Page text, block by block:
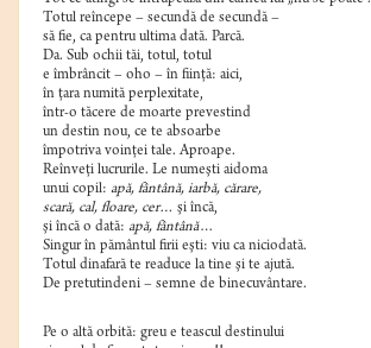
Totul reîncepe – secundă de secundă –
să fie, ca pentru ultima dată. Parcă.
Da. Sub ochii tăi, totul, totul
e îmbrâncit – oho – în fiinţă: aici,
în ţara numită perplexitate,
într-o tăcere de moarte prevestind
un destin nou, ce te absoarbe
împotriva voinţei tale. Aproape.
Reînveţi lucrurile. Le numeşti aidoma
unui copil: apă, fântână, iarbă, cărare,
scară, cal, floare, cer… şi încă,
şi încă o dată: apă, fântână…
Singur în pământul firii eşti: viu ca niciodată.
Totul dinafară te readuce la tine şi te ajută.
De pretutindeni – semne de binecuvântare.
Pe o altă orbită: greu e teascul destinului